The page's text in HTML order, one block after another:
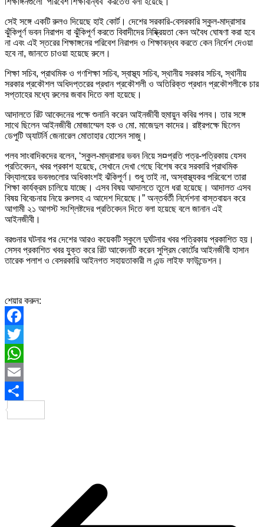
সেই সঙ্গে একটি রুলও দিয়েছে হাই কোর্ট। দেশের সরকারি-বেসরকারি স্কুল-মাদ্রাসার
ঝুঁকিপূর্ণ ভবন নিরাপদ বা ঝুঁকিপূর্ণ করতে বিবাদীদের নিষ্ক্রিয়তা কেন অবৈধ ঘোষণা করা হবে
না এবং এই স্তরের শিক্ষাঙ্গনের পরিবেশ নিরাপদ ও শিক্ষাবন্ধব করতে কেন নির্দেশ দেওয়া
হবে না, জানতে চাওয়া হয়েছে রুলে।
শিক্ষা সচিব, প্রাথমিক ও গণশিক্ষা সচিব, স্বাস্থ্য সচিব, স্থানীয় সরকার সচিব, স্থানীয়
সরকার প্রকৌশল অধিদপ্তরের প্রধান প্রকৌশলী ও অতিরিক্ত প্রধান প্রকৌশলীকে চার
সপ্তাহের মধ্যে রুলের জবাব দিতে বলা হয়েছে।
আদালতে রিট আবেদনের পক্ষে শুনানি করেন আইনজীবী হুমায়ুন কবির পল­ব। তার সঙ্গে
সাথে ছিলেন আইনজীবী মোজাম্মেল হক ও মো. মাজেদুল কাদের। রাষ্ট্রপক্ষে ছিলেন
ডেপুটি অ্যাটর্নি জেনারেল মোতাহার হোসেন সাজু।
পল­ব সাংবাদিকদের বলেন, ‘স্কুল-মাদ্রাসার ভবন নিয়ে স¤প্রতি পত্র-পত্রিকায় যেসব
প্রতিবেদন, খবর প্রকাশ হয়েছে, সেখানে দেখা গেছে বিশেষ করে সরকারি প্রাথমিক
বিদ্যালয়ের ভবনগুলোর অধিকাংশই ঝঁকিপূর্ণ। শুধু তাই না, অস্বাস্থ্যকর পরিবেশে তারা
শিক্ষা কার্যক্রম চালিয়ে যাচ্ছে। এসব বিষয় আদালতে তুলে ধরা হয়েছে। আদালত এসব
বিষয় বিবেচনায় নিয়ে রুলসহ এ আদেশ দিয়েছে।” অন্তর্বর্তী নির্দেশনা বাস্তবায়ন করে
আগামী ২১ আগস্ট সংশ্লিষ্টদের প্রতিবেদন দিতে বলা হয়েছে বলে জানান এই
আইনজীবী।
বরগুনার ঘটনার পর দেশের আরও কয়েকটি স্কুলে দুর্ঘটনার খবর পত্রিকায় প্রকাশিত হয়।
সেসব প্রকাশিত খবর যুক্ত করে রিট আবেদনটি করেন সুপ্রিম কোর্টের আইনজীবী হাসান
তারেক পলাশ ও বেসরকারি আইনগত সহায়তাকারী ল এন্ড লাইফ ফাউন্ডেশন।
শেয়ার করুন:
Facebook
Twitter
WhatsApp
Email